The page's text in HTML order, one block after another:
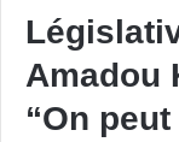
Amadou
“On